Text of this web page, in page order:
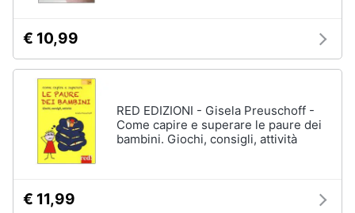
€ 10,99
RED EDIZIONI - Gisela Preuschoff -
Come capire e superare le paure dei
bambini. Giochi, consigli, attività
€ 11,99